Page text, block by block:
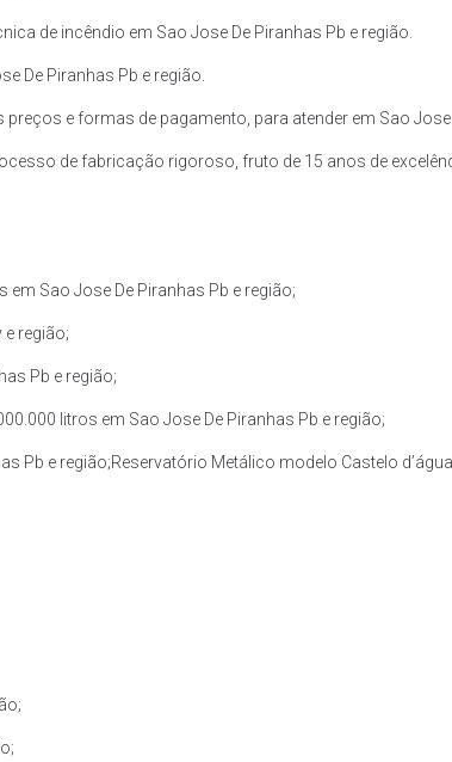
de incêndio em Sao Jose De Piranhas Pb e região.
De Piranhas Pb e região.
e formas de pagamento, para atender em Sao Jose
de fabricação rigoroso, fruto de 15 anos de
Sao Jose De Piranhas Pb e região;
região;
Pb e região;
litros em Sao Jose De Piranhas Pb e região;
Pb e região;Reservatório Metálico modelo Castelo